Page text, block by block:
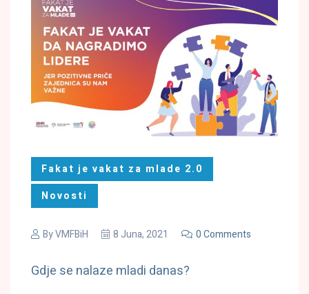
Fakat je vakat za mlade 2.0
Novosti
ByVMFBiH 8 Juna, 2021 0 Comments
Gdje se nalaze mladi danas?